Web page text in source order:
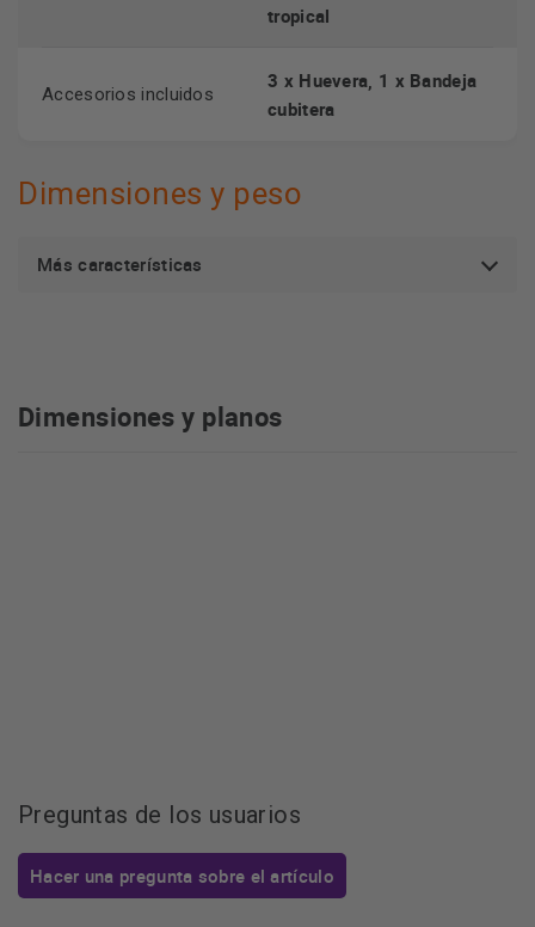
tropical
Accesorios incluidos
3 x Huevera, 1 x Bandeja
cubitera
Dimensiones y peso
Más características
Dimensiones y planos
Preguntas de los usuarios
Hacer una pregunta sobre el artículo